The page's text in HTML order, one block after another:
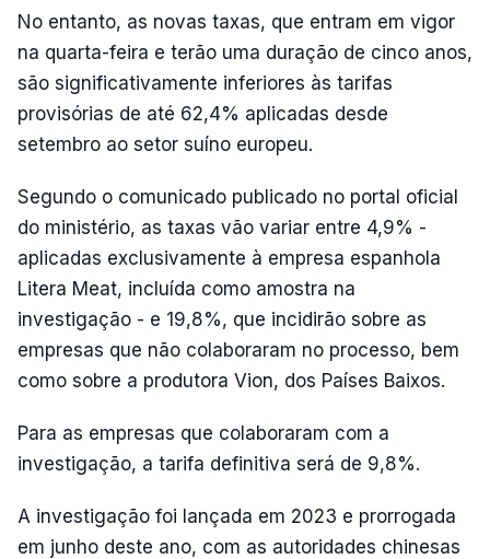
No entanto, as novas taxas, que entram em vigor
na quarta-feira e terão uma duração de cinco anos,
são significativamente inferiores às tarifas
provisórias de até 62,4% aplicadas desde
setembro ao setor suíno europeu.
Segundo o comunicado publicado no portal oficial
do ministério, as taxas vão variar entre 4,9% -
aplicadas exclusivamente à empresa espanhola
Litera Meat, incluída como amostra na
investigação - e 19,8%, que incidirão sobre as
empresas que não colaboraram no processo, bem
como sobre a produtora Vion, dos Países Baixos.
Para as empresas que colaboraram com a
investigação, a tarifa definitiva será de 9,8%.
A investigação foi lançada em 2023 e prorrogada
em junho deste ano, com as autoridades chinesas